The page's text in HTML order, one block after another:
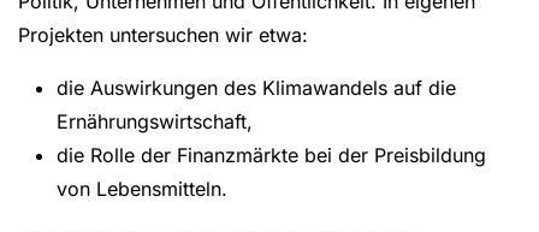
Projekten untersuchen wir etwa:
die Auswirkungen des Klimawandels auf die
Ernährungswirtschaft,
die Rolle der Finanzmärkte bei der Preisbildung
von Lebensmitteln.